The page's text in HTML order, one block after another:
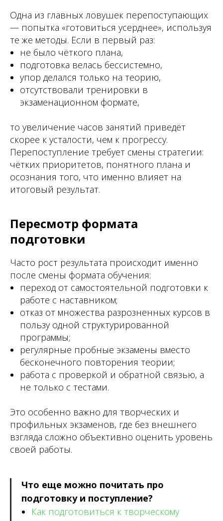
Одна из главных ловушек перепоступающих
— попытка «готовиться усерднее», используя
те же методы. Если в первый раз:
не было чёткого плана,
подготовка велась бессистемно,
упор делался только на теорию,
отсутствовали тренировки в
экзаменационном формате,
то увеличение часов занятий приведёт
скорее к усталости, чем к прогрессу.
Перепоступление требует смены стратегии:
чётких приоритетов, понятного плана и
осознания того, что именно влияет на
итоговый результат.
Пересмотр формата
подготовки
Часто рост результата происходит именно
после смены формата обучения:
переход от самостоятельной подготовки к
работе с наставником;
отказ от множества разрозненных курсов в
пользу одной структурированной
программы;
регулярные пробные экзамены вместо
бесконечного повторения теории;
работа с проверкой и обратной связью, а
не только с тестами.
Это особенно важно для творческих и
профильных экзаменов, где без внешнего
взгляда сложно объективно оценить уровень
своей работы.
Что еще можно почитать про
подготовку и поступление?
Как подготовиться к творческому